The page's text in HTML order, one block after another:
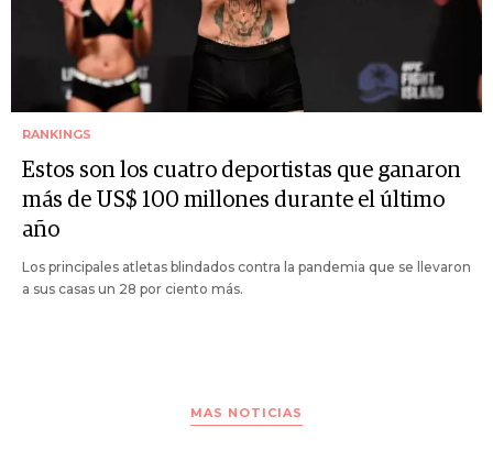
RANKINGS
Estos son los cuatro deportistas que ganaron
más de US$ 100 millones durante el último
año
Los principales atletas blindados contra la pandemia que se llevaron
a sus casas un 28 por ciento más.
MAS NOTICIAS